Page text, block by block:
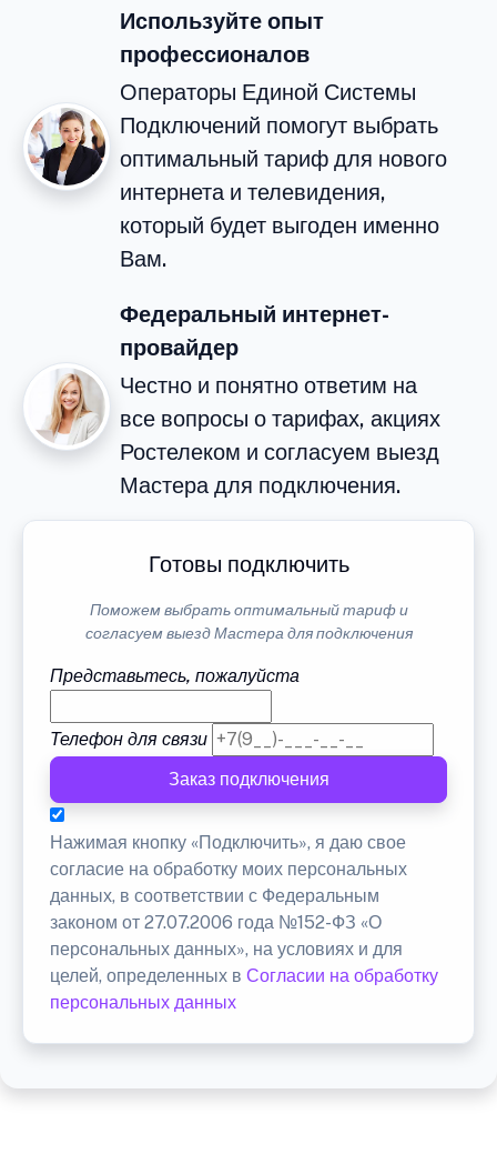
Используйте опыт
профессионалов
Операторы Единой Системы
Подключений помогут выбрать
оптимальный тариф для нового
интернета и телевидения,
который будет выгоден именно
Вам.
Федеральный интернет-
провайдер
Честно и понятно ответим на
все вопросы о тарифах, акциях
Ростелеком и согласуем выезд
Мастера для подключения.
Готовы подключить
Поможем выбрать оптимальный тариф и
согласуем выезд Мастера для подключения
Представьтесь, пожалуйста
Телефон для связи
Заказ подключения
Нажимая кнопку «Подключить», я даю свое
согласие на обработку моих персональных
данных, в соответствии с Федеральным
законом от 27.07.2006 года №152-ФЗ «О
персональных данных», на условиях и для
целей, определенных в Согласии на обработку
персональных данных